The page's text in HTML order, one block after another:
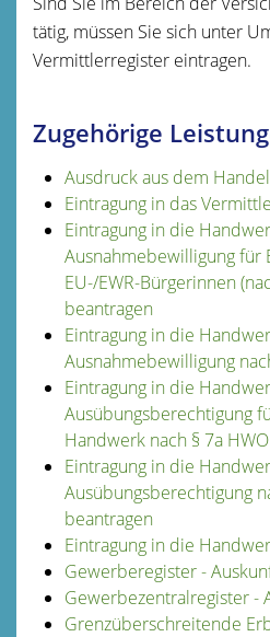
tätig, müssen Sie sich unter
Vermittlerregister eintragen.
Zugehörige
Ausdruck aus dem
Eintragung in das
Eintragung in die
Ausnahmebewilligung für
EU-/EWR-Bürgerinnen
beantragen
Eintragung in die
Ausnahmebewilligung
Eintragung in die
Ausübungsberechtigung
Handwerk nach § 7a
Eintragung in die
Ausübungsberechtigung
beantragen
Eintragung in die
Gewerberegister -
Gewerbezentralregister -
Grenzüberschreitende